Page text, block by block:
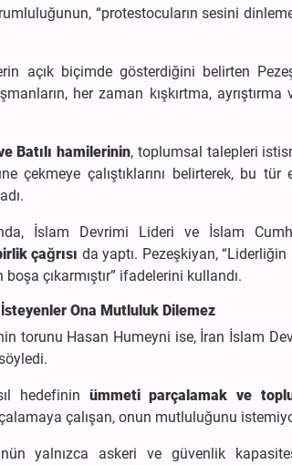
“protestocuların sesini
açık biçimde gösterdiğini belirten
her zaman kışkırtma, ayrıştırma
Batılı hamilerinin, toplumsal talepleri
çekmeye çalıştıklarını belirterek, bu
İslam Devrimi Lideri ve İslam
çağrısı da yaptı. Pezeşkiyan, “Liderliğin
çıkarmıştır” ifadelerini kullandı.
Ona Mutluluk Dilemez
torunu Hasan Humeyni ise, İran İslam
hedefinin ümmeti parçalamak ve
çalışan, onun mutluluğunu
yalnızca askeri ve güvenlik